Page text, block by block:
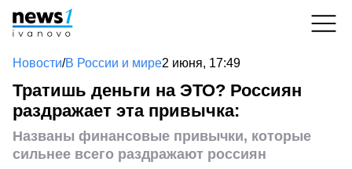
Новости/В России и мире2 июня, 17:49
Тратишь деньги на ЭТО? Россиян
раздражает эта привычка:
Названы финансовые привычки, которые
сильнее всего раздражают россиян